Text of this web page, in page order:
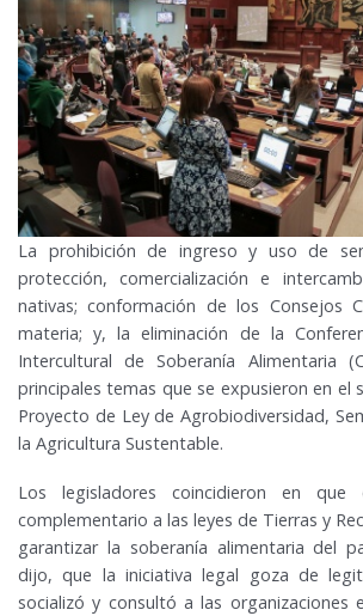
La prohibición de ingreso y uso de
protección, comercialización e
nativas; conformación de los Consejos
materia; y, la eliminación de la
Intercultural de Soberanía Alimentaria
principales temas que se expusieron en el
Proyecto de Ley de Agrobiodiversidad,
la Agricultura Sustentable.
Los legisladores coincidieron en
complementario a las leyes de Tierras y
garantizar la soberanía alimentaria del
dijo, que la iniciativa legal goza de
socializó y consultó a las organizaciones